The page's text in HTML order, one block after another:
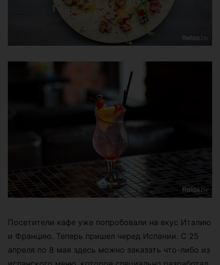
Посетители кафе уже попробовали на вкус Италию
и Францию. Теперь пришел черед Испании. С 25
апреля по 8 мая здесь можно заказать что-либо из